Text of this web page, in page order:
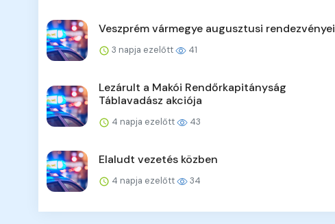
Veszprém vármegye augusztusi rendezvényei
3 napja ezelőtt 41
Lezárult a Makói Rendőrkapitányság
Táblavadász akciója
4 napja ezelőtt 43
Elaludt vezetés közben
4 napja ezelőtt 34